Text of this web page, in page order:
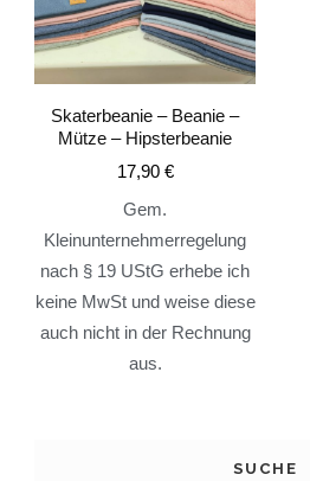
Skaterbeanie – Beanie –
Mütze – Hipsterbeanie
17,90 €
Gem.
Kleinunternehmerregelung
nach § 19 UStG erhebe ich
keine MwSt und weise diese
auch nicht in der Rechnung
aus.
SUCHE